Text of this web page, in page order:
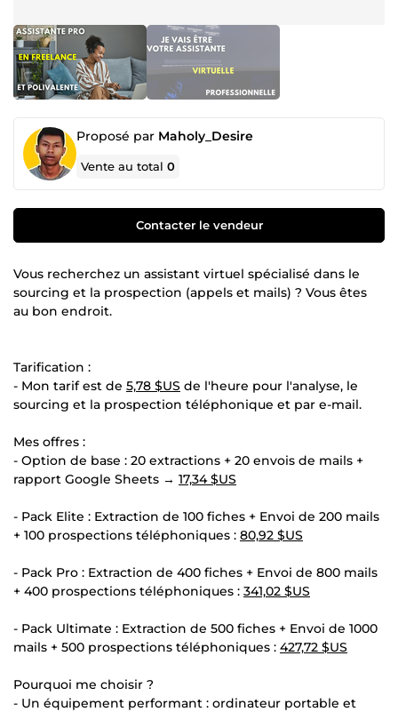
Proposé par Maholy_Desire
Vente au total0
Contacter le vendeur
Vous recherchez un assistant virtuel spécialisé dans le
sourcing et la prospection (appels et mails) ? Vous êtes
au bon endroit.
Tarification :
- Mon tarif est de 5,78 $US de l'heure pour l'analyse, le
sourcing et la prospection téléphonique et par e-mail.
Mes offres :
- Option de base : 20 extractions + 20 envois de mails +
rapport Google Sheets → 17,34 $US
- Pack Elite : Extraction de 100 fiches + Envoi de 200 mails
+ 100 prospections téléphoniques : 80,92 $US
- Pack Pro : Extraction de 400 fiches + Envoi de 800 mails
+ 400 prospections téléphoniques : 341,02 $US
- Pack Ultimate : Extraction de 500 fiches + Envoi de 1000
mails + 500 prospections téléphoniques : 427,72 $US
Pourquoi me choisir ?
- Un équipement performant : ordinateur portable et